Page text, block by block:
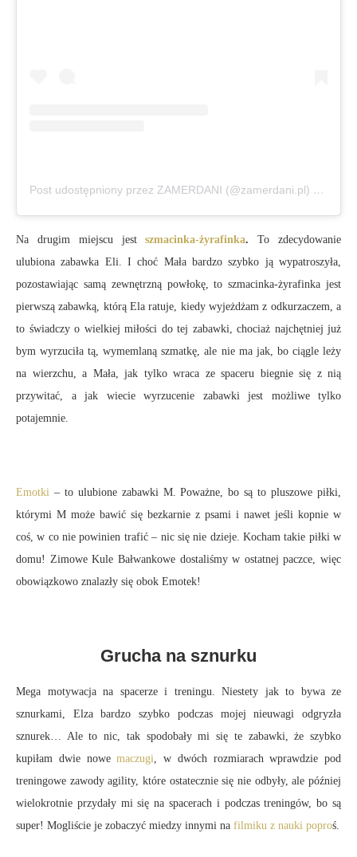
Post udostępniony przez ZAMERDANI (@zamerdani.pl) Kwi 26,
Na drugim miejscu jestszmacinka-żyrafinka. To zdecydowanie
ulubiona zabawka Eli. I choć Mała bardzo szybko ją wypatroszyła,
pozostawiając samą zewnętrzną powłokę, to szmacinka-żyrafinka jest
pierwszą zabawką, którą Ela ratuje, kiedy wyjeżdżam z odkurzaczem, a
to świadczy o wielkiej miłości do tej zabawki, chociaż najchętniej już
bym wyrzuciła tą, wymemlaną szmatkę, ale nie ma jak, bo ciągle leży
na wierzchu, a Mała, jak tylko wraca ze spaceru biegnie się z nią
przywitać, a jak wiecie wyrzucenie zabawki jest możliwe tylko
potajemnie.
Emotki – to ulubione zabawki M. Poważne, bo są to pluszowe piłki,
którymi M może bawić się bezkarnie z psami i nawet jeśli kopnie w
coś, w co nie powinien trafić – nic się nie dzieje. Kocham takie piłki w
domu! Zimowe Kule Bałwankowe dostaliśmy w ostatnej paczce, więc
obowiązkowo znalazły się obok Emotek!
Grucha na sznurku
Mega motywacja na spacerze i treningu. Niestety jak to bywa ze
sznurkami, Elza bardzo szybko podczas mojej nieuwagi odgryzła
sznurek… Ale to nic, tak spodobały mi się te zabawki, że szybko
kupiłam dwie nowemaczugi, w dwóch rozmiarach wprawdzie pod
treningowe zawody agility, które ostatecznie się nie odbyły, ale później
wielokrotnie przydały mi się na spacerach i podczas treningów, bo są
super! Mogliście je zobaczyć miedzy innymi na filmiku z nauki poproś.